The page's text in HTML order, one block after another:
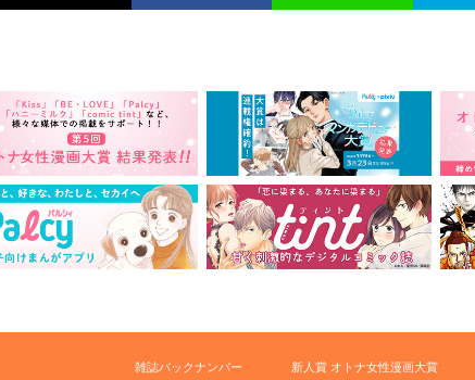
雑誌バックナンバー 新人賞 オトナ女性漫画大賞